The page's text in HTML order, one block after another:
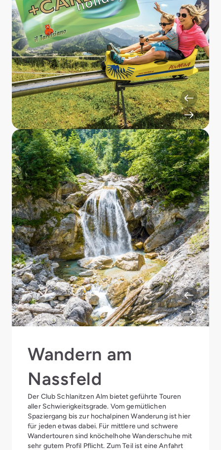
Wandern am
Nassfeld
Der Club Schlanitzen Alm bietet geführte Touren
aller Schwierigkeitsgrade. Vom gemütlichen
Spaziergang bis zur hochalpinen Wanderung ist hier
für jeden etwas dabei. Für mittlere und schwere
Wandertouren sind knöchelhohe Wanderschuhe mit
sehr gutem Profil Pflicht. Zum Teil ist eine Anfahrt